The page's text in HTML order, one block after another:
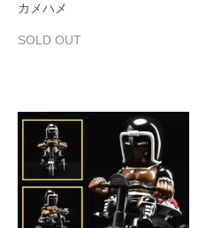
カメハメ
SOLD OUT